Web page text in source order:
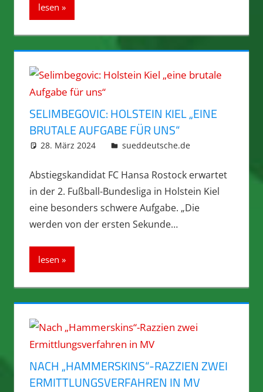
lesen
SELIMBEGOVIC: HOLSTEIN KIEL „EINE
BRUTALE AUFGABE FÜR UNS“
28. März 2024 integromat
sueddeutsche.de
Abstiegskandidat FC Hansa Rostock erwartet
in der 2. Fußball-Bundesliga in Holstein Kiel
eine besonders schwere Aufgabe. „Die
werden von der ersten Sekunde…
lesen
NACH „HAMMERSKINS“-RAZZIEN ZWEI
ERMITTLUNGSVERFAHREN IN MV